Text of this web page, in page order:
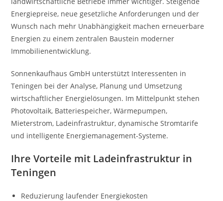
Energiepreise, neue gesetzliche Anforderungen und der
Wunsch nach mehr Unabhängigkeit machen erneuerbare
Energien zu einem zentralen Baustein moderner
Immobilienentwicklung.
Sonnenkaufhaus GmbH unterstützt Interessenten in
Teningen bei der Analyse, Planung und Umsetzung
wirtschaftlicher Energielösungen. Im Mittelpunkt stehen
Photovoltaik, Batteriespeicher, Wärmepumpen,
Mieterstrom, Ladeinfrastruktur, dynamische Stromtarife
und intelligente Energiemanagement-Systeme.
Ihre Vorteile mit Ladeinfrastruktur in
Teningen
Reduzierung laufender Energiekosten